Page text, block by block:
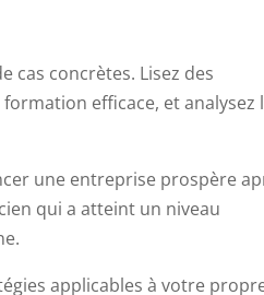
cas concrètes. Lisez des
efficace, et analysez
une entreprise prospère
qui a atteint un niveau
applicables à votre